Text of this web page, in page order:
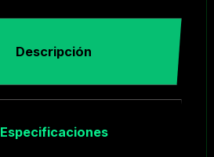
Descripción
Especificaciones